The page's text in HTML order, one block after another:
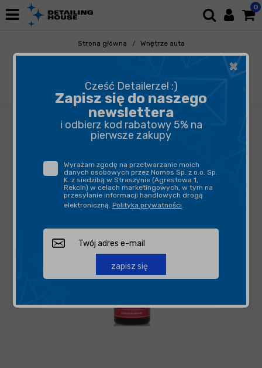
0
Strona główna
Wnętrze auta
Plastiki Wewnętrzne
Good Stuff Interior Dressing 500ml - dressing
do plastików wewnętrznych
×
Cześć Detailerze! :)
Zapisz się do naszego
newslettera
i odbierz kod rabatowy 5% na
pierwsze zakupy
Wyrażam zgodę na przetwarzanie moich
danych osobowych przez Nomos Sp. z o.o. Sp.
K. z siedzibą w Straszynie (Agrestowa 1,
Rekcin) w celach marketingowych, w tym na
przesyłanie informacji handlowych drogą
elektroniczną. Polityka prywatności.
zapisz się